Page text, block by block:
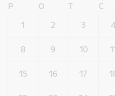
P O T C
1
2 3 4
8 9 10
15 16 17